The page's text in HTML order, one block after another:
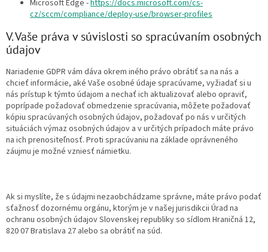
Microsoft Edge -https://docs.microsoft.com/cs-
cz/sccm/compliance/deploy-use/browser-profiles
V. Vaše práva v súvislosti so spracúvaním osobných
údajov
Nariadenie GDPR vám dáva okrem iného právo obrátiť sa na nás a
chcieť informácie, aké Vaše osobné údaje spracúvame, vyžiadať si u
nás prístup k týmto údajom a nechať ich aktualizovať alebo opraviť,
poprípade požadovať obmedzenie spracúvania, môžete požadovať
kópiu spracúvaných osobných údajov, požadovať po nás v určitých
situáciách výmaz osobných údajov a v určitých prípadoch máte právo
na ich prenositeľnosť. Proti spracúvaniu na základe oprávneného
záujmu je možné vzniesť námietku.
Ak si myslíte, že s údajmi nezaobchádzame správne, máte právo podať
sťažnosť dozornému orgánu, ktorým je v našej jurisdikcii Úrad na
ochranu osobných údajov Slovenskej republiky so sídlom Hraničná 12,
820 07 Bratislava 27 alebo sa obrátiť na súd.